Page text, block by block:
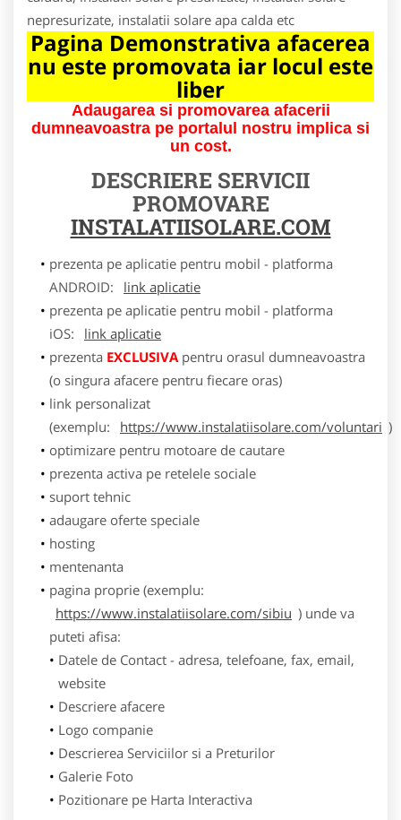
nepresurizate, instalatii solare apa calda etc
Pagina Demonstrativa afacerea
nu este promovata iar locul este
liber
Adaugarea si promovarea afacerii
dumneavoastra pe portalul nostru implica si
un cost.
DESCRIERE SERVICII
PROMOVARE
INSTALATIISOLARE.COM
prezenta pe aplicatie pentru mobil - platforma
ANDROID:
link aplicatie
prezenta pe aplicatie pentru mobil - platforma
iOS:
link aplicatie
prezenta EXCLUSIVApentru orasul dumneavoastra
(o singura afacere pentru fiecare oras)
link personalizat
(exemplu:
https://www.instalatiisolare.com/voluntari )
optimizare pentru motoare de cautare
prezenta activa pe retelele sociale
suport tehnic
adaugare oferte speciale
hosting
mentenanta
pagina proprie (exemplu:
https://www.instalatiisolare.com/sibiu ) unde va
puteti afisa:
Datele de Contact - adresa, telefoane, fax, email,
website
Descriere afacere
Logo companie
Descrierea Serviciilor si a Preturilor
Galerie Foto
Pozitionare pe Harta Interactiva